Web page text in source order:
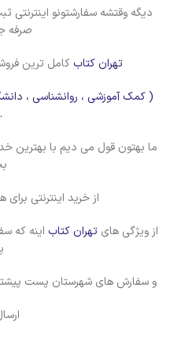
دیگه وقتشه سفارشتونو اینترنتی
صرفه
تهران کتاب کامل ترین
( کمک آموزشی ، روانشناسی ،
ما بهتون قول می دیم با بهترین
از خرید اینترنتی
از ویژگی های تهران کتاب اینه که
و سفارش های شهرستان پست